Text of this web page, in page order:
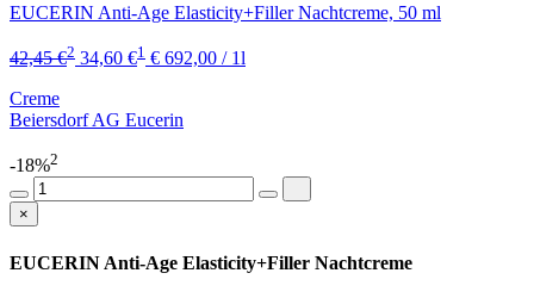
EUCERIN Anti-Age Elasticity+Filler Nachtcreme, 50 ml
42,45 €2 34,60 €1 € 692,00 / 1l
Creme
Beiersdorf AG Eucerin
-18%2
×
EUCERIN Anti-Age Elasticity+Filler Nachtcreme